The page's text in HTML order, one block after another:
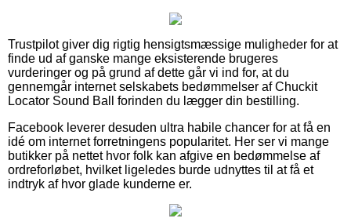
Trustpilot giver dig rigtig hensigtsmæssige muligheder for at
finde ud af ganske mange eksisterende brugeres
vurderinger og på grund af dette går vi ind for, at du
gennemgår internet selskabets bedømmelser af Chuckit
Locator Sound Ball forinden du lægger din bestilling.
Facebook leverer desuden ultra habile chancer for at få en
idé om internet forretningens popularitet. Her ser vi mange
butikker på nettet hvor folk kan afgive en bedømmelse af
ordreforløbet, hvilket ligeledes burde udnyttes til at få et
indtryk af hvor glade kunderne er.